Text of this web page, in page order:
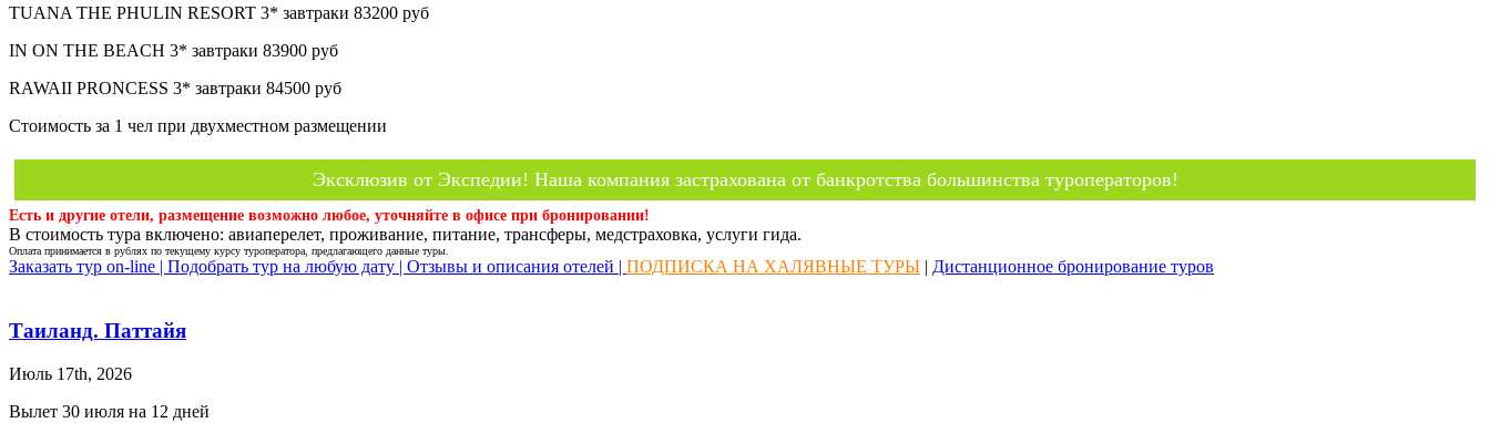
TUANA THE PHULIN RESORT 3* завтраки 83200 руб
IN ON THE BEACH 3* завтраки 83900 руб
RAWAII PRONCESS 3* завтраки 84500 руб
Стоимость за 1 чел при двухместном размещении
Эксклюзив от Экспедии! Наша компания застрахована от банкротства большинства туроператоров!
Есть и другие отели, размещение возможно любое, уточняйте в офисе при бронировании!
В стоимость тура включено: авиаперелет, проживание, питание, трансферы, медстраховка, услуги гида.
Оплата принимается в рублях по текущему курсу туроператора, предлагающего данные туры.
Заказать тур on-line | Подобрать тур на любую дату | Отзывы и описания отелей | ПОДПИСКА НА ХАЛЯВНЫЕ ТУРЫ | Дистанционное бронирование туров
Таиланд. Паттайя
Июль 17th, 2026
Вылет 30 июля на 12 дней